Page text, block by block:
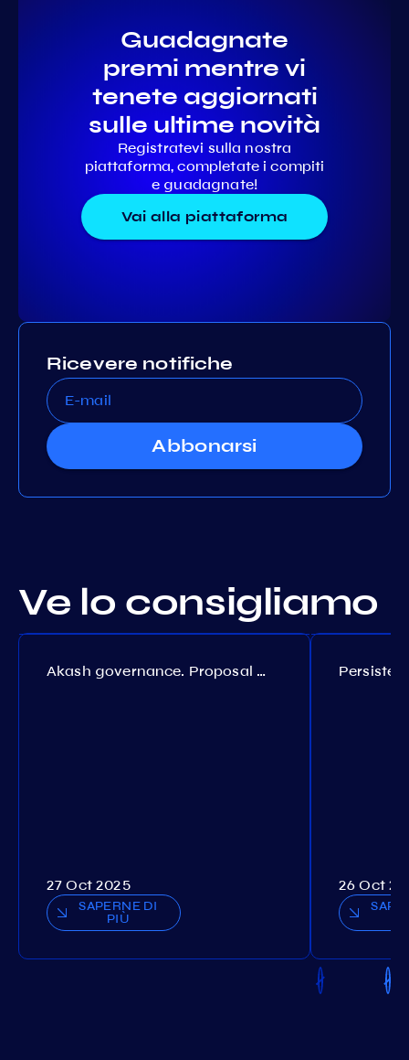
Guadagnate
premi mentre vi
tenete aggiornati
sulle ultime novità
Registratevi sulla nostra
piattaforma, completate i compiti
e guadagnate!
Vai alla piattaforma
Ricevere notifiche
Abbonarsi
Ve lo consigliamo
Akash governance. Proposal №308
27 Oct 2025
SAPERNE DI
PIÙ
26 Oct